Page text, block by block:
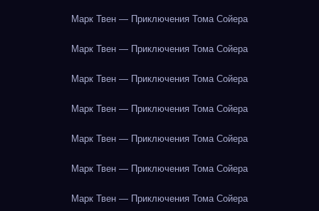
Марк Твен — Приключения Тома Сойера
Марк Твен — Приключения Тома Сойера
Марк Твен — Приключения Тома Сойера
Марк Твен — Приключения Тома Сойера
Марк Твен — Приключения Тома Сойера
Марк Твен — Приключения Тома Сойера
Марк Твен — Приключения Тома Сойера